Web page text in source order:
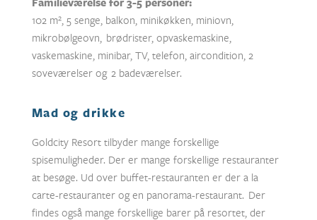
102 m², 5 senge, balkon, minikøkken, miniovn,
mikrobølgeovn, brødrister, opvaskemaskine,
vaskemaskine, minibar, TV, telefon, aircondition, 2
soveværelser og 2 badeværelser.
Mad og drikke
Goldcity Resort tilbyder mange forskellige
spisemuligheder. Der er mange forskellige restauranter
at besøge. Ud over buffet-restauranten er der a la
carte-restauranter og en panorama-restaurant. Der
findes også mange forskellige barer på resortet, der